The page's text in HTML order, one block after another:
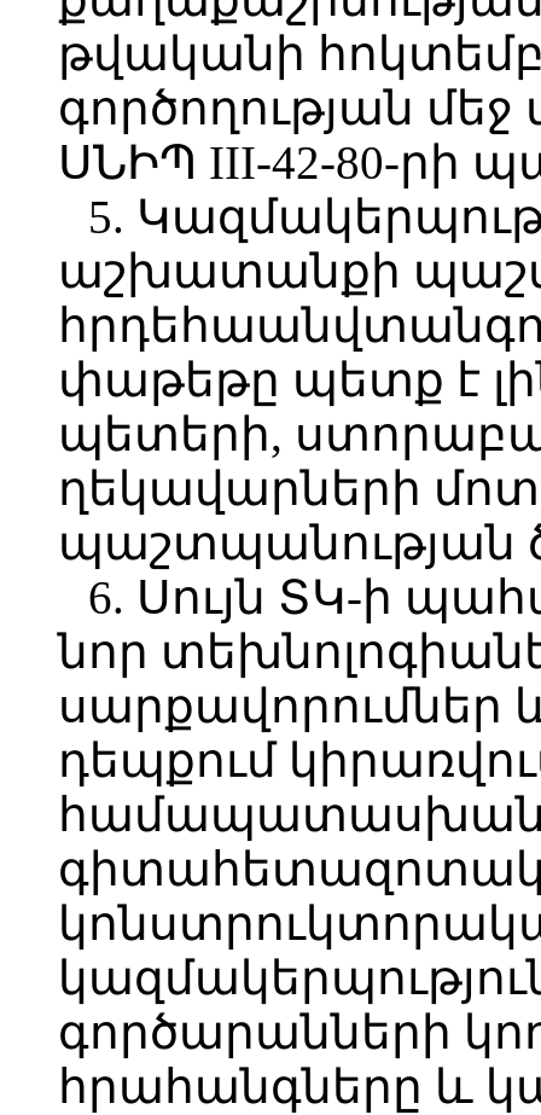
թվականի
գործողության մեջ
ՍՆԻՊ III-42-80-րի
5.
աշխատանքի
փաթեթը պետք է
պետերի,
ղեկավարների
պաշտպանության
6. Սույն ՏԿ-ի
նոր
սարքավորումներ և
դեպքում
գործարանների
հրահանգները և